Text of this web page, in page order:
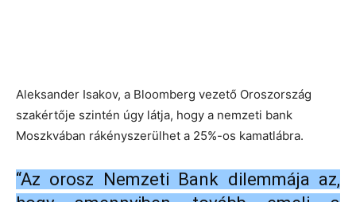
Aleksander Isakov, a Bloomberg vezető Oroszország
szakértője szintén úgy látja, hogy a nemzeti bank
Moszkvában rákényszerülhet a 25%-os kamatlábra.
“Az orosz Nemzeti Bank dilemmája az,